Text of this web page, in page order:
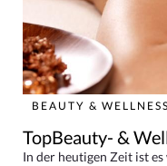
BEAUTY & WELLNESS
TopBeauty- &
In der heutigen Zeit ist